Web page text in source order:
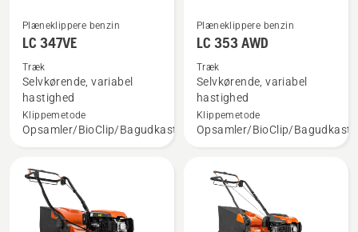
Se
flere
detaljer
om
LC 347VE
Plæneklippere benzin
LC 347VE
Træk
Selvkørende, variabel
hastighed
Klippemetode
Opsamler/BioClip/Bagudkast
Se
flere
detaljer
om
LC 353 AWD
Plæneklippere benzin
LC 353 AWD
Træk
Selvkørende, variabel
hastighed
Klippemetode
Opsamler/BioClip/Bagudkast